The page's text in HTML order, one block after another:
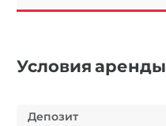
Условия аренды
Депозит